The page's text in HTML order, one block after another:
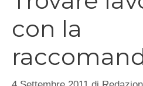
con la